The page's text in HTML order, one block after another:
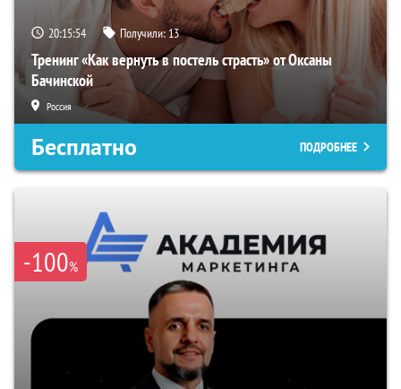
20:15:53 Получили:13
Тренинг «Как вернуть в постель страсть» от Оксаны
Бачинской
Россия
Бесплатно ПОДРОБНЕЕ
-100%